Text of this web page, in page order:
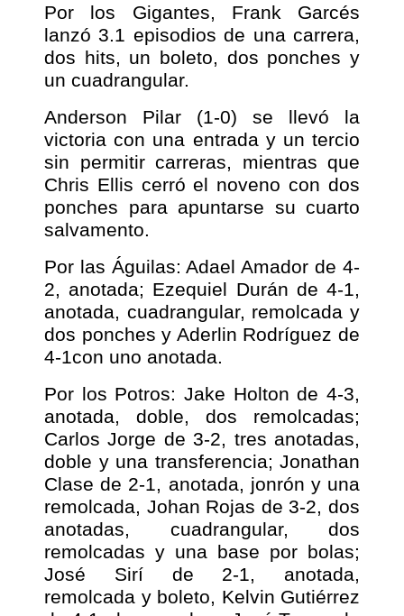
Por los Gigantes, Frank Garcés
lanzó 3.1 episodios de una carrera,
dos hits, un boleto, dos ponches y
un cuadrangular.
Anderson Pilar (1-0) se llevó la
victoria con una entrada y un tercio
sin permitir carreras, mientras que
Chris Ellis cerró el noveno con dos
ponches para apuntarse su cuarto
salvamento.
Por las Águilas: Adael Amador de 4-
2, anotada; Ezequiel Durán de 4-1,
anotada, cuadrangular, remolcada y
dos ponches y Aderlin Rodríguez de
4-1con uno anotada.
Por los Potros: Jake Holton de 4-3,
anotada, doble, dos remolcadas;
Carlos Jorge de 3-2, tres anotadas,
doble y una transferencia; Jonathan
Clase de 2-1, anotada, jonrón y una
remolcada, Johan Rojas de 3-2, dos
anotadas, cuadrangular, dos
remolcadas y una base por bolas;
José Sirí de 2-1, anotada,
remolcada y boleto, Kelvin Gutiérrez